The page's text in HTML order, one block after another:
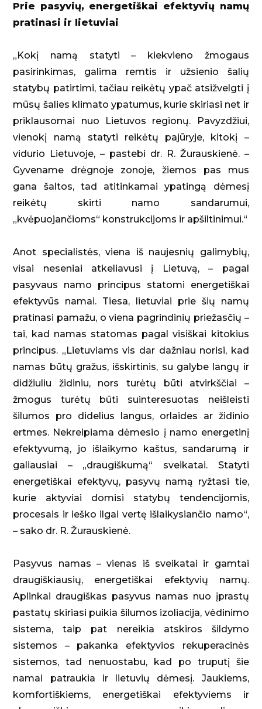
Prie pasyvių, energetiškai efektyvių namų
pratinasi ir lietuviai
„Kokį namą statyti – kiekvieno žmogaus
pasirinkimas, galima remtis ir užsienio šalių
statybų patirtimi, tačiau reikėtų ypač atsižvelgti į
mūsų šalies klimato ypatumus, kurie skiriasi net ir
priklausomai nuo Lietuvos regionų. Pavyzdžiui,
vienokį namą statyti reikėtų pajūryje, kitokį –
vidurio Lietuvoje, – pastebi dr. R. Žurauskienė. –
Gyvename drėgnoje zonoje, žiemos pas mus
gana šaltos, tad atitinkamai ypatingą dėmesį
reikėtų skirti namo sandarumui,
„kvėpuojančioms“ konstrukcijoms ir apšiltinimui.“
Anot specialistės, viena iš naujesnių galimybių,
visai neseniai atkeliavusi į Lietuvą, – pagal
pasyvaus namo principus statomi energetiškai
efektyvūs namai. Tiesa, lietuviai prie šių namų
pratinasi pamažu, o viena pagrindinių priežasčių –
tai, kad namas statomas pagal visiškai kitokius
principus. „Lietuviams vis dar dažniau norisi, kad
namas būtų gražus, išskirtinis, su galybe langų ir
didžiuliu židiniu, nors turėtų būti atvirkščiai –
žmogus turėtų būti suinteresuotas neišleisti
šilumos pro didelius langus, orlaides ar židinio
ertmes. Nekreipiama dėmesio į namo energetinį
efektyvumą, jo išlaikymo kaštus, sandarumą ir
galiausiai – „draugiškumą“ sveikatai. Statyti
energetiškai efektyvų, pasyvų namą ryžtasi tie,
kurie aktyviai domisi statybų tendencijomis,
procesais ir ieško ilgai vertę išlaikysiančio namo“,
– sako dr. R. Žurauskienė.
Pasyvus namas – vienas iš sveikatai ir gamtai
draugiškiausių, energetiškai efektyvių namų.
Aplinkai draugiškas pasyvus namas nuo įprastų
pastatų skiriasi puikia šilumos izoliacija, vėdinimo
sistema, taip pat nereikia atskiros šildymo
sistemos – pakanka efektyvios rekuperacinės
sistemos, tad nenuostabu, kad po truputį šie
namai patraukia ir lietuvių dėmesį. Jaukiems,
komfortiškiems, energetiškai efektyviems ir